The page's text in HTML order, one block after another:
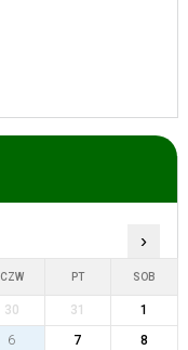
›
CZW PT SOB
30 31
1
6 7
8